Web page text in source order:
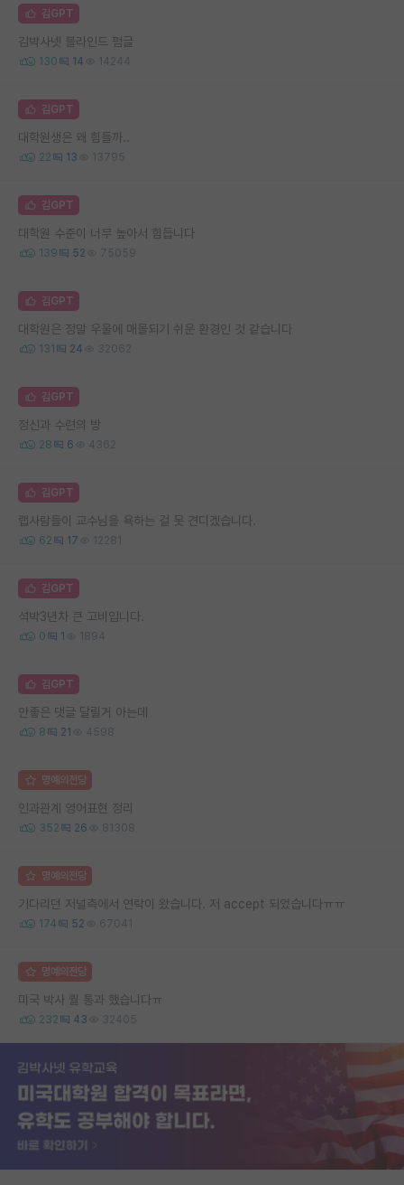
김GPT
김박사넷 블라인드 펌글
130 14 14244
김GPT
대학원생은 왜 힘들까..
22 13 13795
김GPT
대학원 수준이 너무 높아서 힘듭니다
139 52 75059
김GPT
대학원은 정말 우울에 매몰되기 쉬운 환경인 것 같습니다
131 24 32062
김GPT
정신과 수련의 방
28 6 4362
김GPT
랩사람들이 교수님을 욕하는 걸 못 견디겠습니다.
62 17 12281
김GPT
석박3년차 큰 고비입니다.
0 1 1894
김GPT
안좋은 댓글 달릴거 아는데
8 21 4598
명예의전당
인과관계 영어표현 정리
352 26 81308
명예의전당
기다리던 저널측에서 연락이 왔습니다. 저 accept 되었습니다ㅠㅠ
174 52 67041
명예의전당
미국 박사 퀄 통과 했습니다ㅠ
232 43 32405